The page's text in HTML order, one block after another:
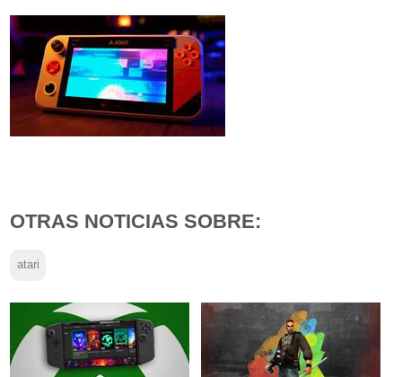
OTRAS NOTICIAS SOBRE:
atari